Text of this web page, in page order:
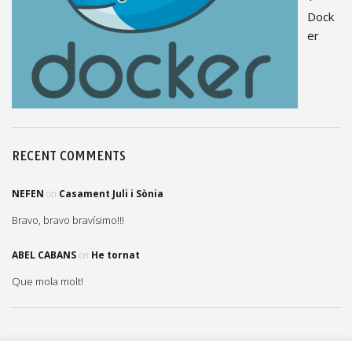
Dock
er
RECENT COMMENTS
NEFEN on Casament Juli i Sònia
Bravo, bravo bravísimo!!!
ABEL CABANSon He tornat
Que mola molt!